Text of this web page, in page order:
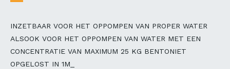
INZETBAAR VOOR HET OPPOMPEN VAN PROPER WATER
ALSOOK VOOR HET OPPOMPEN VAN WATER MET EEN
CONCENTRATIE VAN MAXIMUM 25 KG BENTONIET
OPGELOST IN 1M_